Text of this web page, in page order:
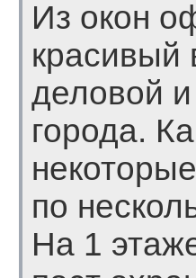
Из окон
красивый
деловой
города.
по
На 1